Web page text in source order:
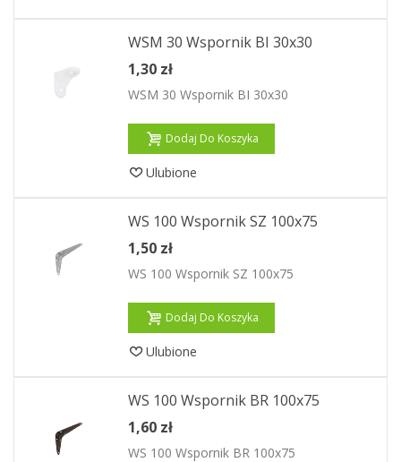
WSM 30 Wspornik BI 30x30
1,30 zł
WSM 30 Wspornik BI 30x30
Dodaj Do Koszyka
Ulubione
WS 100 Wspornik SZ 100x75
1,50 zł
WS 100 Wspornik SZ 100x75
Dodaj Do Koszyka
Ulubione
WS 100 Wspornik BR 100x75
1,60 zł
WS 100 Wspornik BR 100x75